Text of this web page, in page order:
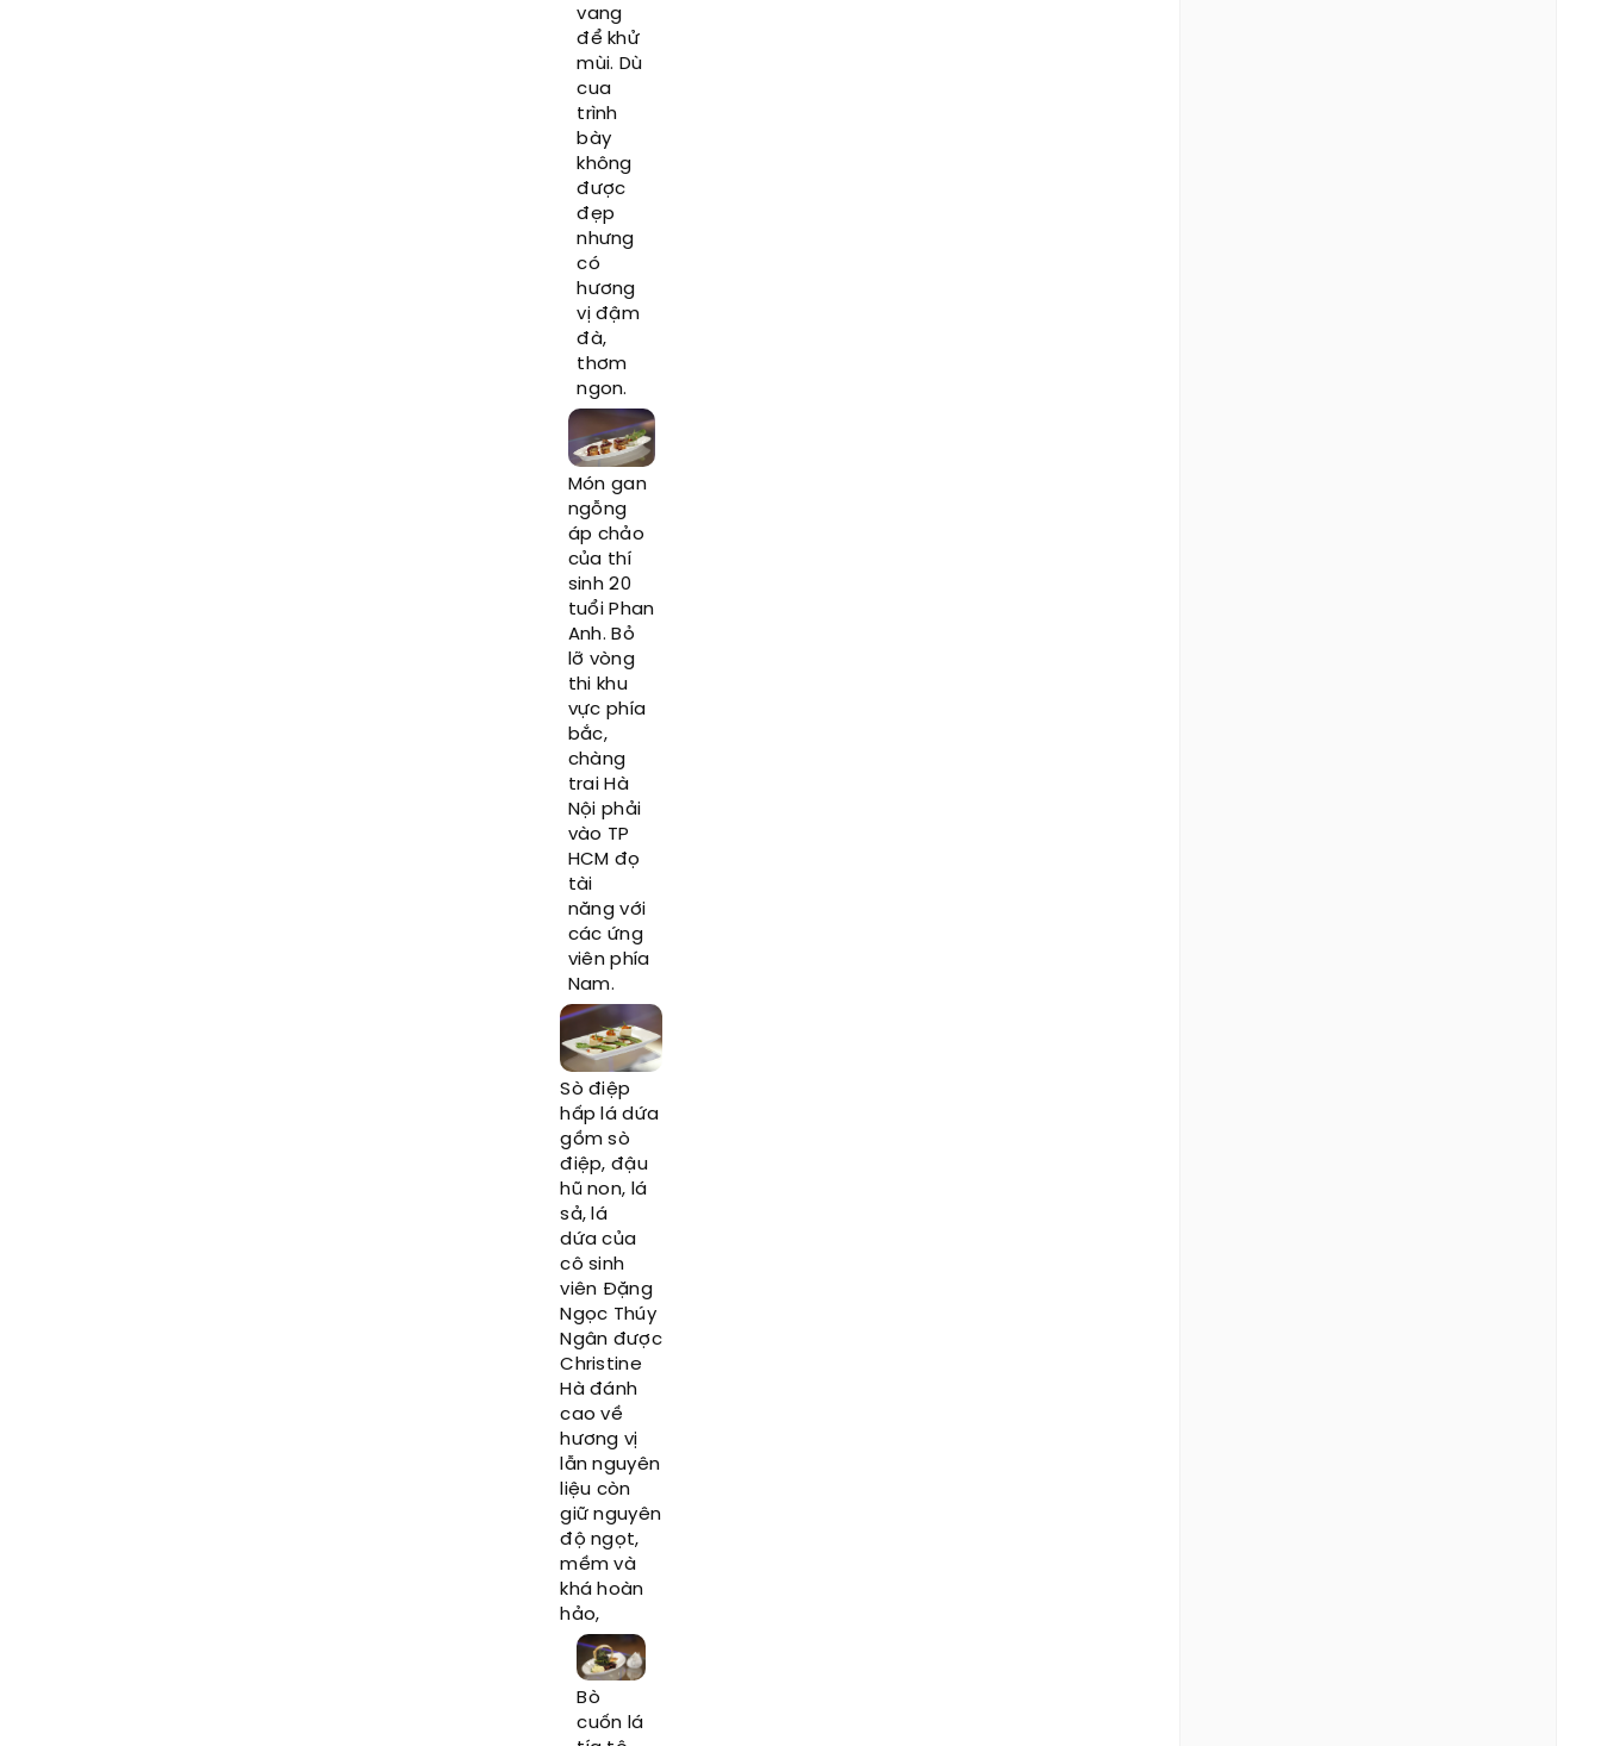
vang
để khử
mùi. Dù
cua
trình
bày
không
được
đẹp
nhưng
có
hương
vị đậm
đà,
thơm
ngon.
Món gan
ngỗng
áp chảo
của thí
sinh 20
tuổi Phan
Anh. Bỏ
lỡ vòng
thi khu
vực phía
bắc,
chàng
trai Hà
Nội phải
vào TP
HCM đọ
tài
năng với
các ứng
viên phía
Nam.
Sò điệp
hấp lá dứa
gồm sò
điệp, đậu
hũ non, lá
sả, lá
dứa của
cô sinh
viên Đặng
Ngọc Thúy
Ngân được
Christine
Hà đánh
cao về
hương vị
lẫn nguyên
liệu còn
giữ nguyên
độ ngọt,
mềm và
khá hoàn
hảo,
Bò
cuốn lá